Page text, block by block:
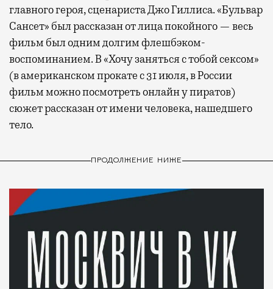
главного героя, сценариста Джо Гиллиса. «Бульвар
Сансет» был рассказан от лица покойного — весь
фильм был одним долгим флешбэком-
воспоминанием. В «Хочу заняться с тобой сексом»
(в американском прокате с 31 июля, в России
фильм можно посмотреть онлайн у пиратов)
сюжет рассказан от имени человека, нашедшего
тело.
ПРОДОЛЖЕНИЕ НИЖЕ